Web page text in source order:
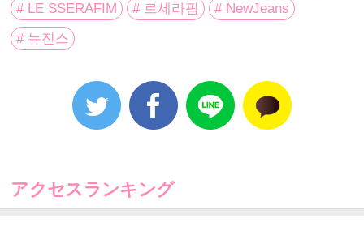
4月以降の各クールの特集事務所・アーティストは後日
発表予定！お楽しみに！
【CS放送 「Mnet」 放送情報 / 動画配信サービス
「Mnet Smart+」配信情報】
『HYBE所属アーティスト特集』 コンテンツラインナ
■ユ・クイズ ON THE BLOCK BTS 出演回 (#99)
■防弾少年団 COMEBACK SHOW - BTS DNA 字幕版
# LE SSERAFIM
# 르세라핌
# NewJeans
# 뉴진스
アクセスランキング